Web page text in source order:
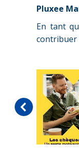
Pluxee
En tant
contribuer